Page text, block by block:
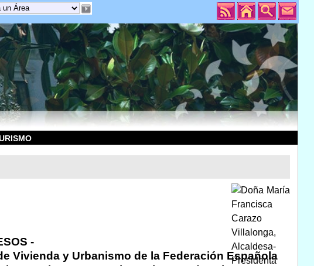
-
Vivienda y Urbanismo de la Federación Española